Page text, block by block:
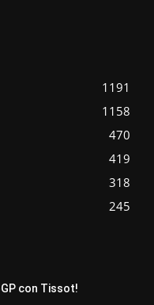
1191
1158
470
419
318
245
Secciones
con Tissot!